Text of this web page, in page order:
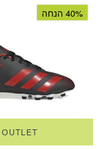
40% הנחה
OUTLET